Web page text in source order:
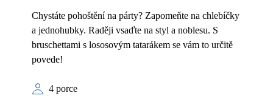
Chystáte pohoštění na párty? Zapomeňte na chlebíčky
a jednohubky. Raději vsaďte na styl a noblesu. S
bruschettami s lososovým tatarákem se vám to určitě
povede!
4 porce